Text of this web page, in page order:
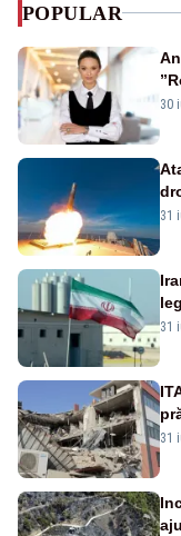
POPULAR
30
31
31
31